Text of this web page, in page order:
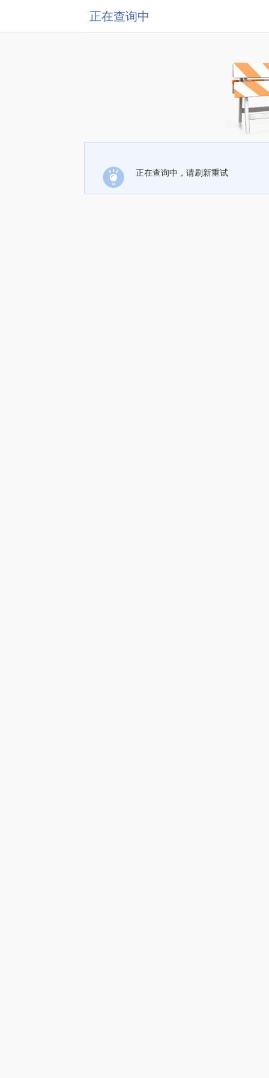
正在查询中
正在查询中，请刷新重试